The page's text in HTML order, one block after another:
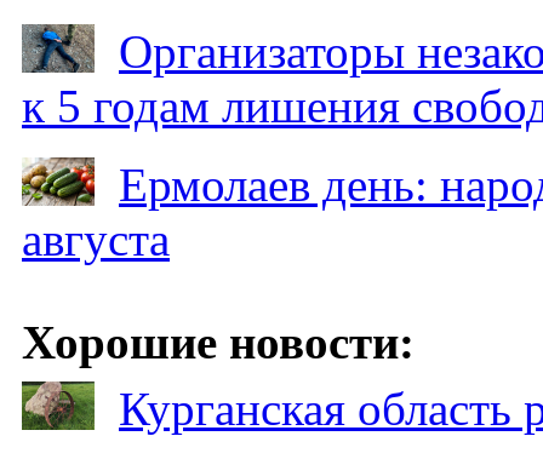
Организаторы
к 5 годам лишения
Ермолаев день:
августа
Хорошие новости:
Курганская